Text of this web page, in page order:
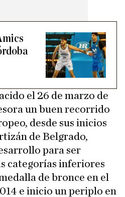
el 26 de marzo de
un buen recorrido
desde sus inicios
de Belgrado,
para ser
categorías inferiores
de bronce en el
e inicio un periplo en